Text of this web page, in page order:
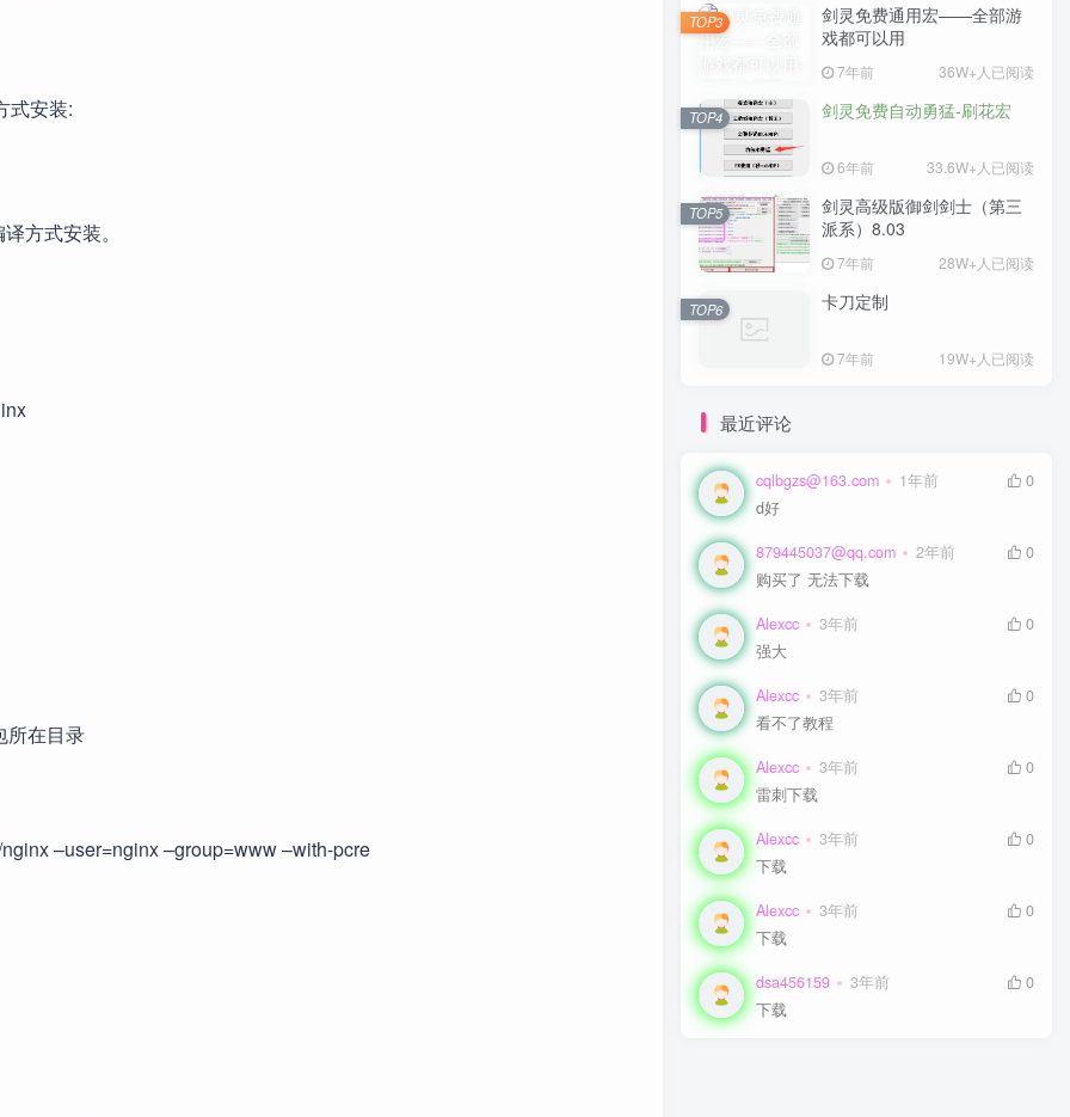
式安装:
方式安装。
在目录
–user=nginx –group=www –with-pcre
剑灵免费通用宏——全部游
戏都可以用
7年前 36W+人已阅读
TOP3
剑灵免费自动勇猛-刷花宏
6年前 33.6W+人已阅读
TOP4
剑灵高级版御剑剑士（第三
派系）8.03
7年前 28W+人已阅读
TOP5
卡刀定制
7年前 19W+人已阅读
TOP6
最近评论
cqlbgzs@163.com 1年前
0
d好
879445037@qq.com 2年前
0
购买了 无法下载
Alexcc 3年前
0
强大
Alexcc 3年前
0
看不了教程
Alexcc 3年前
0
雷刺下载
Alexcc 3年前
0
下载
Alexcc 3年前
0
下载
dsa456159 3年前
0
下载
剑灵免费通用宏——全部游
戏都可以用
7年前 36W+人已阅读
TOP3
剑灵免费自动勇猛-刷花宏
6年前 33.6W+人已阅读
TOP4
剑灵高级版御剑剑士（第三
派系）8.03
7年前 28W+人已阅读
TOP5
卡刀定制
7年前 19W+人已阅读
TOP6
cqlbgzs@163.com 1年前
0
d好
879445037@qq.com 2年前
0
购买了 无法下载
Alexcc 3年前
0
强大
Alexcc 3年前
0
看不了教程
Alexcc 3年前
0
雷刺下载
Alexcc 3年前
0
下载
Alexcc 3年前
0
下载
dsa456159 3年前
0
下载